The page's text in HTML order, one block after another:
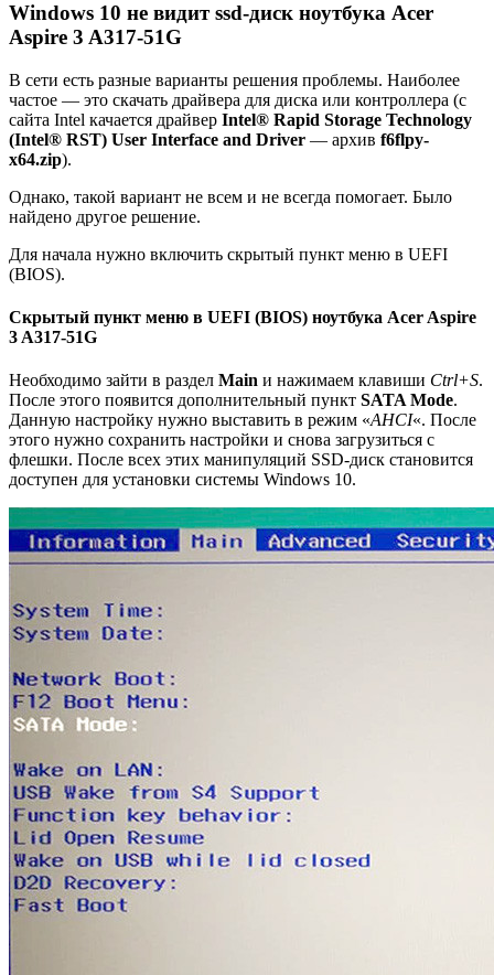
Windows 10 не видит ssd-диск ноутбука Acer
Aspire 3 A317-51G
В сети есть разные варианты решения проблемы. Наиболее
частое — это скачать драйвера для диска или контроллера (с
сайта Intel качается драйвер Intel® Rapid Storage Technology
(Intel® RST) User Interface and Driver — архив f6flpy-
x64.zip).
Однако, такой вариант не всем и не всегда помогает. Было
найдено другое решение.
Для начала нужно включить скрытый пункт меню в UEFI
(BIOS).
Скрытый пункт меню в UEFI (BIOS) ноутбука Acer Aspire
3 A317-51G
Необходимо зайти в раздел Main и нажимаем клавиши Ctrl+S.
После этого появится дополнительный пункт SATA Mode.
Данную настройку нужно выставить в режим «AHCI«. После
этого нужно сохранить настройки и снова загрузиться с
флешки. После всех этих манипуляций SSD-диск становится
доступен для установки системы Windows 10.